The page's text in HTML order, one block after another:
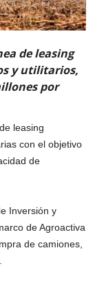
de leasing
y utilitarios,
por
leasing
con el objetivo
de
Inversión y
de Agroactiva
de camiones,